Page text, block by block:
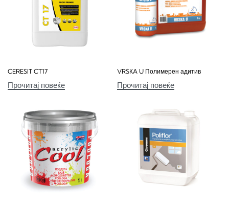
CERESIT CT17
Прочитај повеќе
VRSКA U Полимерен адитив
Прочитај повеќе